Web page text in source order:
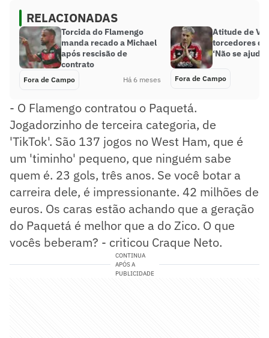
RELACIONADAS
Torcida do Flamengo
manda recado a Michael
após rescisão de
contrato
Fora de Campo Há 6 meses
Atitude de
torcedores
‘Não se ajuda’
Fora de Campo
- O Flamengo contratou o Paquetá.
Jogadorzinho de terceira categoria, de
'TikTok'. São 137 jogos no West Ham, que é
um 'timinho' pequeno, que ninguém sabe
quem é. 23 gols, três anos. Se você botar a
carreira dele, é impressionante. 42 milhões de
euros. Os caras estão achando que a geração
do Paquetá é melhor que a do Zico. O que
vocês beberam? - criticou Craque Neto.
CONTINUA
APÓS A
PUBLICIDADE